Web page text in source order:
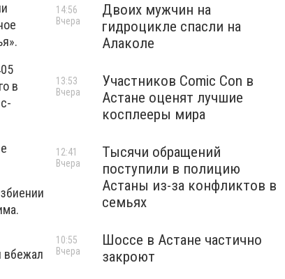
в
вбежал
Двоих мужчин на
гидроцикле спасли на
Алаколе
14:56
Вчера
Участников Comic Con в
Астане оценят лучшие
косплееры мира
13:53
Вчера
Тысячи обращений
поступили в полицию
Астаны из-за конфликтов в
семьях
12:41
Вчера
Шоссе в Астане частично
закроют
10:55
Вчера